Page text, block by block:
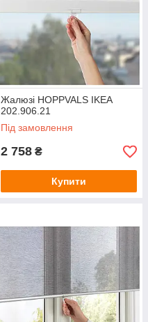
Жалюзі HOPPVALS IKEA
202.906.21
Під замовлення
2 758 ₴
Купити